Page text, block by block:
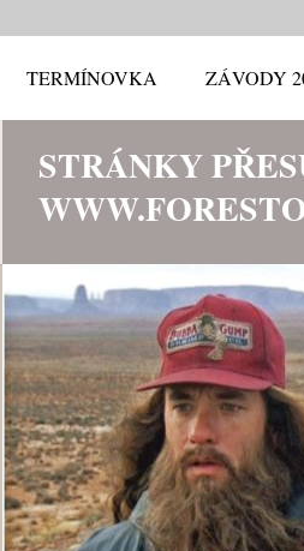
TERMÍNOVKA ZÁVODY
STRÁNKY